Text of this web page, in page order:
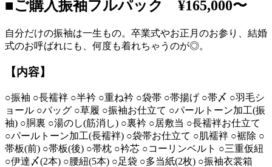
■ご購入振袖フルパック ¥165,000〜
自分だけの振袖は一生もの。卒業式やお正月のお参り、結婚
式のお呼ばれにも、何度も着れちゃうのが◎。
【内容】
○振袖 ○長襦袢 ○半衿 ○重ね衿 ○袋帯 ○帯揚げ ○帯〆 ○羽毛シ
ョール ○バッグ ○草履 ○振袖お仕立て ○パールトーン加工(振
袖) ○胴裏 ○湯のし(筋消し) ○裏衿 ○居敷当 ○長襦袢お仕立て
○パールトーン加工(長襦袢) ○袋帯お仕立て ○肌襦袢 ○裾除 ○
帯板(前) ○帯板(後) ○帯枕 ○衿芯 ○コーリンベルト ○三重仮紐
○伊達〆(2本) ○腰紐(5本) ○足袋 ○多当紙(2枚) ○振袖衣裳箱